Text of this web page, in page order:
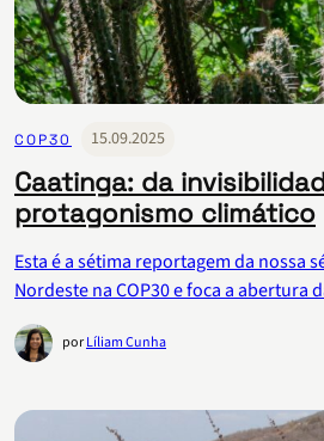
COP30 15.09.2025
Caatinga: da
protagonismo climático
Esta é a sétima reportagem da nossa
Nordeste na COP30 e foca a abertura
porLíliam Cunha